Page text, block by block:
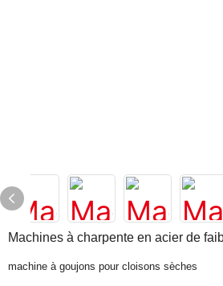
Machines à charpente en acier de
machine à goujons pour cloisons sèches